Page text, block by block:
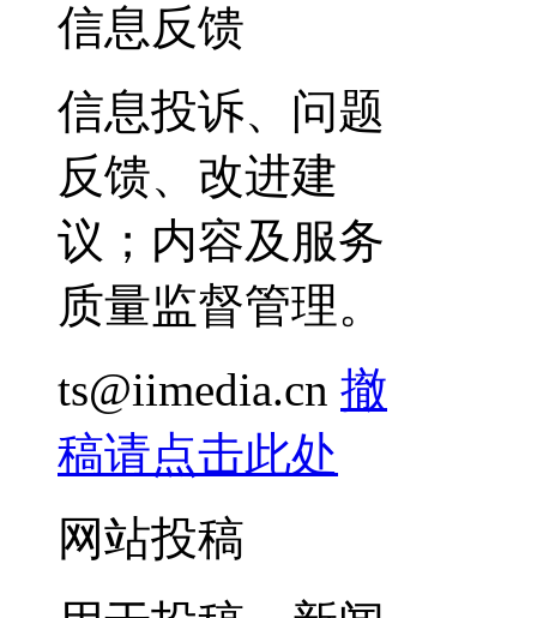
信息反馈
信息投诉、问题
反馈、改进建
议；内容及服务
质量监督管理。
ts@iimedia.cn 撤
稿请点击此处
网站投稿